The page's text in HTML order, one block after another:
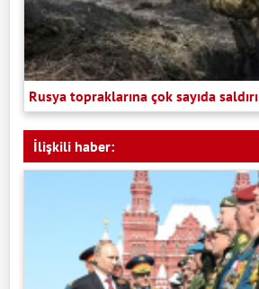
Rusya topraklarına çok sayıda saldırı
İlişkili haber: